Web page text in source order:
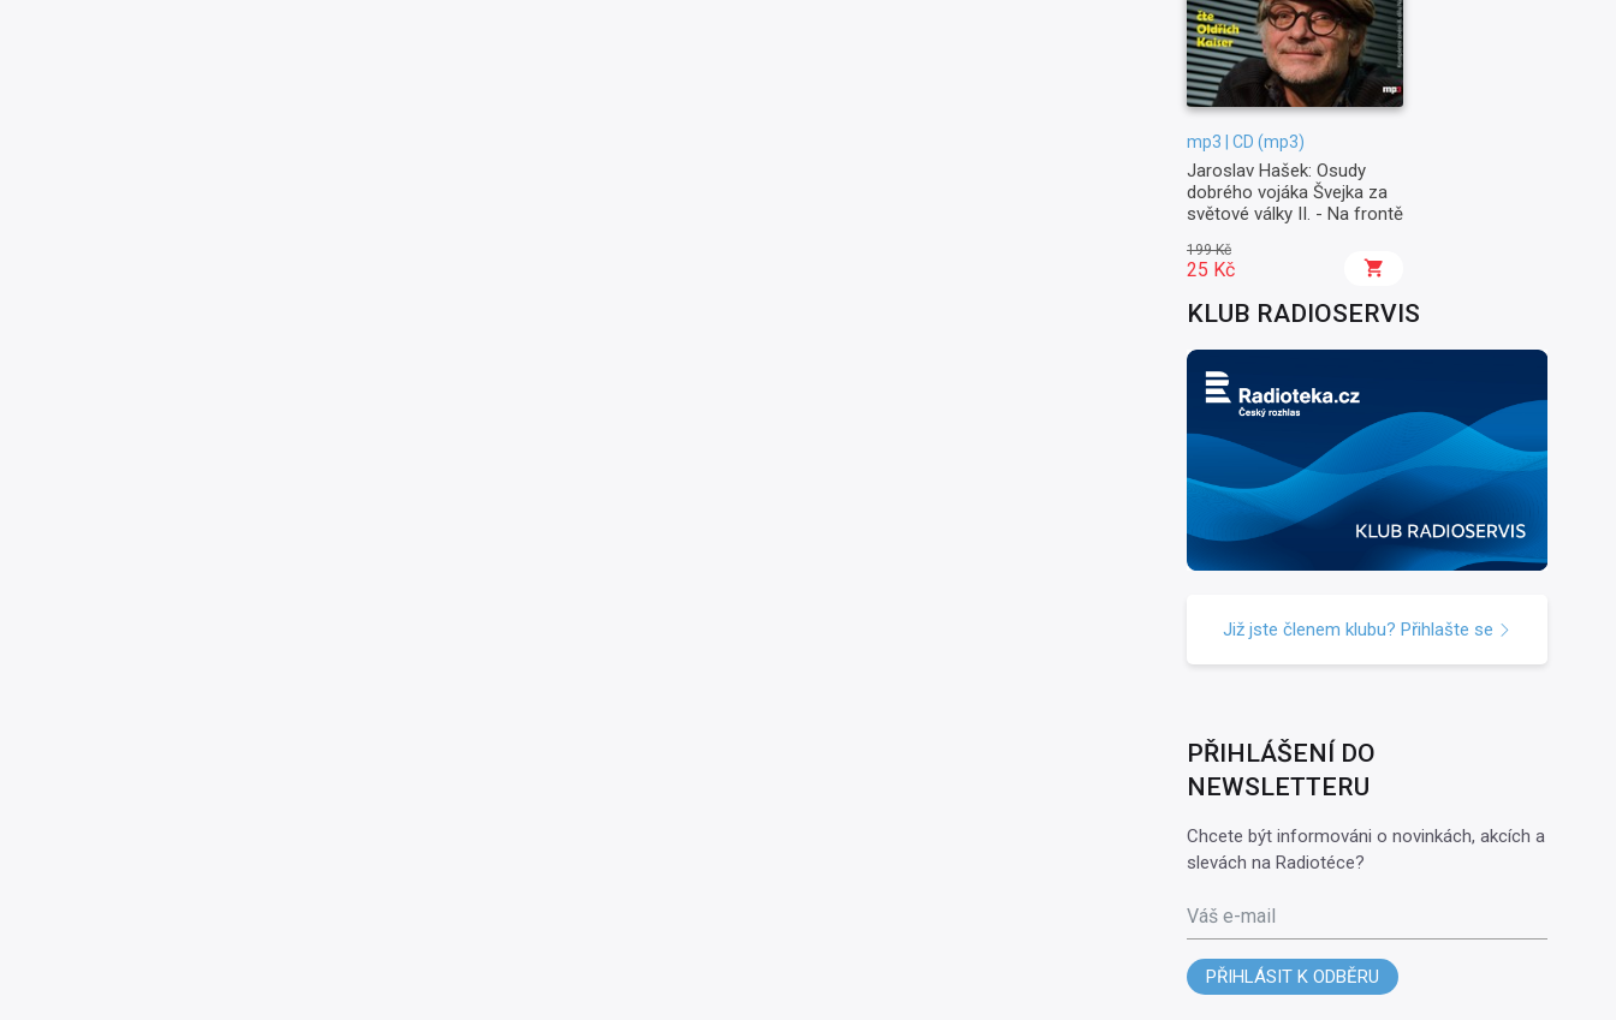
mp3 | CD (mp3)
Jaroslav Hašek: Osudy
dobrého vojáka Švejka za
světové války II. - Na frontě
199 Kč
25 Kč
KLUB RADIOSERVIS
Již jste členem klubu? Přihlašte se
PŘIHLÁŠENÍ DO
NEWSLETTERU
Chcete být informováni o novinkách, akcích a
slevách na Radiotéce?
Váš e-mail
PŘIHLÁSIT K ODBĚRU